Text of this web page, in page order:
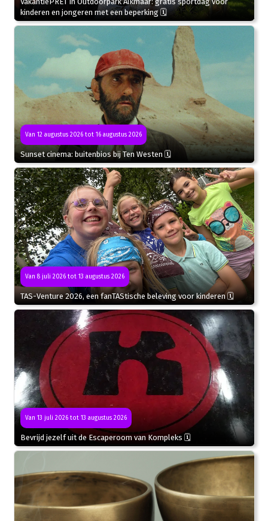
kinderen en jongeren met een beperking 🗓
Van 12 augustus 2026 tot 16 augustus 2026
Sunset cinema: buitenbios bij Ten Westen 🗓
Van 8 juli 2026 tot 13 augustus 2026
TAS-Venture 2026, een fanTAStische beleving voor kinderen 🗓
Van 13 juli 2026 tot 13 augustus 2026
Bevrijd jezelf uit de Escaperoom van Kompleks 🗓